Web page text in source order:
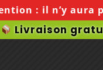
: il n’y aura
Livraison